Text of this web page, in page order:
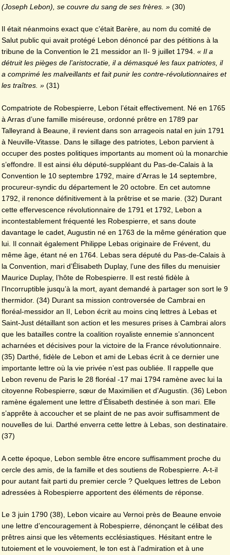
(Joseph Lebon), se couvre du sang de ses frères. » (30)
Il était néanmoins exact que c’était Barère, au nom du comité de
Salut public qui avait protégé Lebon dénoncé par des pétitions à la
tribune de la Convention le 21 messidor an II- 9 juillet 1794. « Il a
détruit les pièges de l’aristocratie, il a démasqué les faux patriotes, il
a comprimé les malveillants et fait punir les contre-révolutionnaires et
les traîtres. » (31)
Compatriote de Robespierre, Lebon l’était effectivement. Né en 1765
à Arras d’une famille miséreuse, ordonné prêtre en 1789 par
Talleyrand à Beaune, il revient dans son arrageois natal en juin 1791
à Neuville-Vitasse. Dans le sillage des patriotes, Lebon parvient à
occuper des postes politiques importants au moment où la monarchie
s’effondre. Il est ainsi élu député-suppléant du Pas-de-Calais à la
Convention le 10 septembre 1792, maire d’Arras le 14 septembre,
procureur-syndic du département le 20 octobre. En cet automne
1792, il renonce définitivement à la prêtrise et se marie. (32) Durant
cette effervescence révolutionnaire de 1791 et 1792, Lebon a
incontestablement fréquenté les Robespierre, et sans doute
davantage le cadet, Augustin né en 1763 de la même génération que
lui. Il connait également Philippe Lebas originaire de Frévent, du
même âge, étant né en 1764. Lebas sera député du Pas-de-Calais à
la Convention, mari d’Élisabeth Duplay, l’une des filles du menuisier
Maurice Duplay, l’hôte de Robespierre. Il est resté fidèle à
l’Incorruptible jusqu’à la mort, ayant demandé à partager son sort le 9
thermidor. (34) Durant sa mission controversée de Cambrai en
floréal-messidor an II, Lebon écrit au moins cinq lettres à Lebas et
Saint-Just détaillant son action et les mesures prises à Cambrai alors
que les batailles contre la coalition royaliste ennemie s’annoncent
acharnées et décisives pour la victoire de la France révolutionnaire.
(35) Darthé, fidèle de Lebon et ami de Lebas écrit à ce dernier une
importante lettre où la vie privée n’est pas oubliée. Il rappelle que
Lebon revenu de Paris le 28 floréal -17 mai 1794 ramène avec lui la
citoyenne Robespierre, sœur de Maximilien et d’Augustin. (36) Lebon
ramène également une lettre d’Élisabeth destinée à son mari. Elle
s’apprête à accoucher et se plaint de ne pas avoir suffisamment de
nouvelles de lui. Darthé enverra cette lettre à Lebas, son destinataire.
(37)
A cette époque, Lebon semble être encore suffisamment proche du
cercle des amis, de la famille et des soutiens de Robespierre. A-t-il
pour autant fait parti du premier cercle ? Quelques lettres de Lebon
adressées à Robespierre apportent des éléments de réponse.
Le 3 juin 1790 (38), Lebon vicaire au Vernoi près de Beaune envoie
une lettre d’encouragement à Robespierre, dénonçant le célibat des
prêtres ainsi que les vêtements ecclésiastiques. Hésitant entre le
tutoiement et le vouvoiement, le ton est à l’admiration et à une